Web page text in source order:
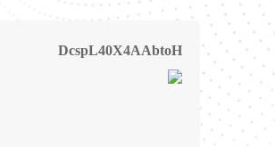
DcspL40X4AAbtoH